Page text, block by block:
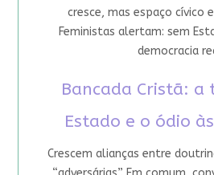
cresce, mas espaço cívico
Feministas alertam: sem
democracia
Bancada Cristã: a
Estado e o ódio
Crescem alianças entre